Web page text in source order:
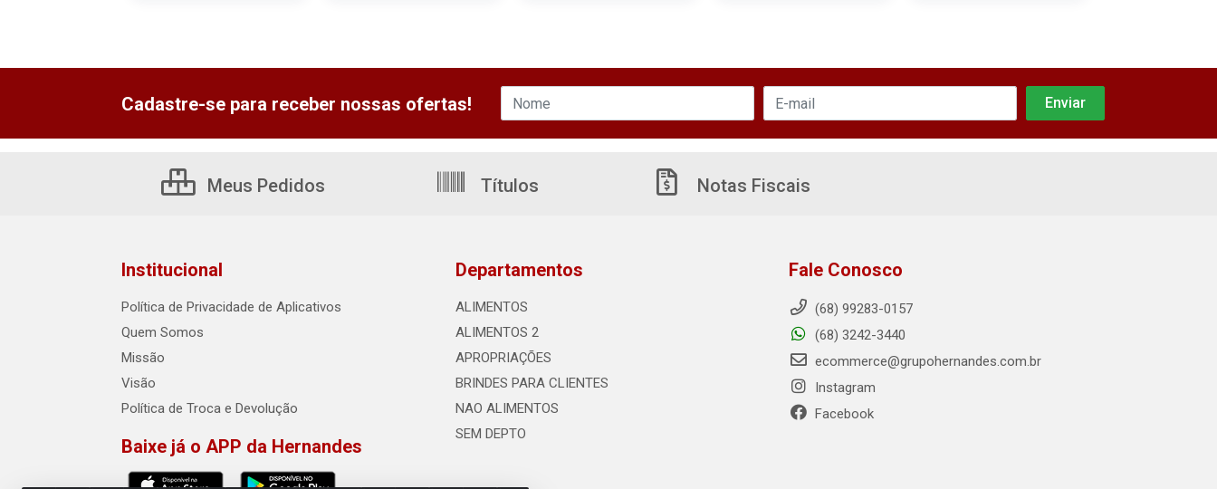
Cadastre-se para receber nossas ofertas!
Meus Pedidos Títulos Notas Fiscais
Institucional
Política de Privacidade de Aplicativos
Quem Somos
Missão
Visão
Política de Troca e Devolução
Baixe já o APP da Hernandes
Departamentos
ALIMENTOS
ALIMENTOS 2
APROPRIAÇÕES
BRINDES PARA CLIENTES
NAO ALIMENTOS
SEM DEPTO
Fale Conosco
(68) 99283-0157
(68) 3242-3440
ecommerce@grupohernandes.com.br
Instagram
Facebook